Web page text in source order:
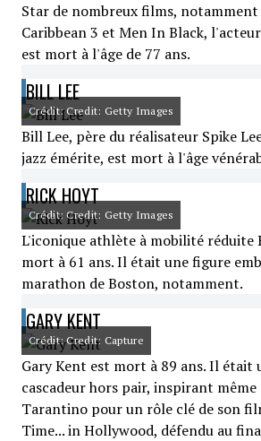
Star de nombreux films,
Caribbean 3 et Men In Black,
est mort à l'âge de 77 ans.
BILL LEE
Crédit: Credit: Getty Images
Bill Lee, père du réalisateur Spike
jazz émérite, est mort à l'âge
RICK HOYT
Crédit: Credit: Getty Images
L'iconique athlète à mobilité réduite
mort à 61 ans. Il était une figure
marathon de Boston, notamment.
GARY KENT
Crédit: Credit: Capture
Gary Kent est mort à 89 ans. Il était
cascadeur hors pair, inspirant
Tarantino pour un rôle clé de son
Time... in Hollywood, défendu au